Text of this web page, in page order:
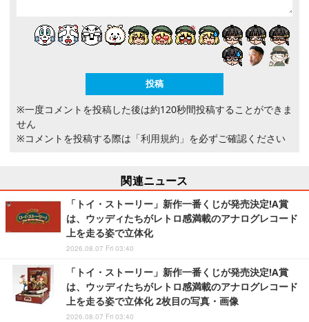
※一度コメントを投稿した後は約120秒間投稿することができま
せん
※コメントを投稿する際は 「利用規約」 を必ずご確認ください
関連ニュース
「トイ・ストーリー」新作一番くじが発売決定!A賞
は、ウッディたちがレトロ感満載のアナログレコード
上を走る姿で立体化
2026.08.07 Fri 03:40
「トイ・ストーリー」新作一番くじが発売決定!A賞
は、ウッディたちがレトロ感満載のアナログレコード
上を走る姿で立体化 2枚目の写真・画像
2026.08.07 Fri 03:40